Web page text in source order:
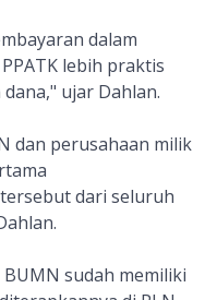
dalam
lebih praktis
ujar Dahlan.
dan perusahaan milik
dari seluruh
sudah memiliki